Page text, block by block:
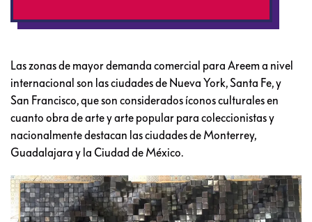
Las zonas de mayor demanda comercial para Areem a nivel
internacional son las ciudades de Nueva York, Santa Fe, y
San Francisco, que son considerados íconos culturales en
cuanto obra de arte y arte popular para coleccionistas y
nacionalmente destacan las ciudades de Monterrey,
Guadalajara y la Ciudad de México.